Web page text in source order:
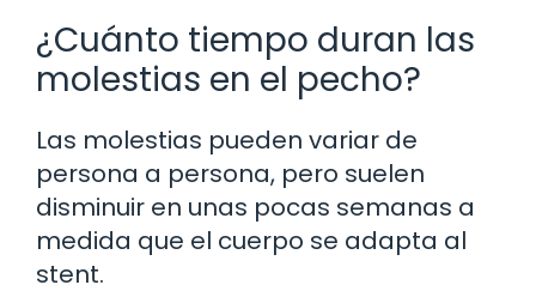
¿Cuánto tiempo duran las
molestias en el pecho?
Las molestias pueden variar de
persona a persona, pero suelen
disminuir en unas pocas semanas a
medida que el cuerpo se adapta al
stent.